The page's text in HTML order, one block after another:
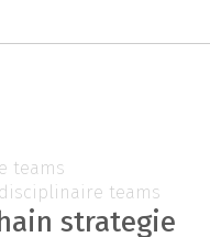
strategie
teams
teams